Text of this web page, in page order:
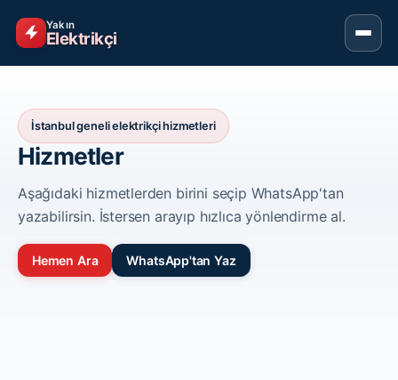
Yakın
Elektrikçi
İstanbul geneli elektrikçi hizmetleri
Hizmetler
Aşağıdaki hizmetlerden birini seçip WhatsApp'tan
yazabilirsin. İstersen arayıp hızlıca yönlendirme al.
Hemen Ara WhatsApp'tan Yaz